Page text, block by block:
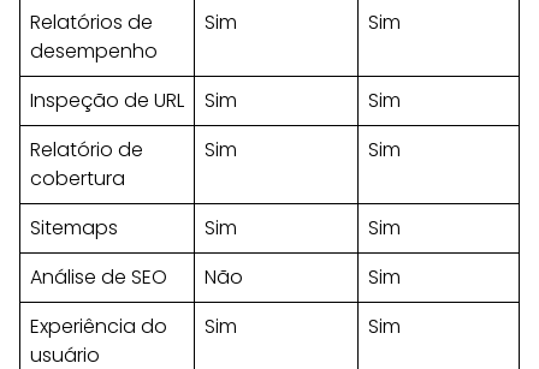
Relatórios de
desempenho
Sim Sim
Inspeção de URL Sim
Sim
Relatório de
cobertura
Sim Sim
Sitemaps Sim
Sim
Análise de SEO
Não
Sim
Experiência do
usuário
Sim Sim